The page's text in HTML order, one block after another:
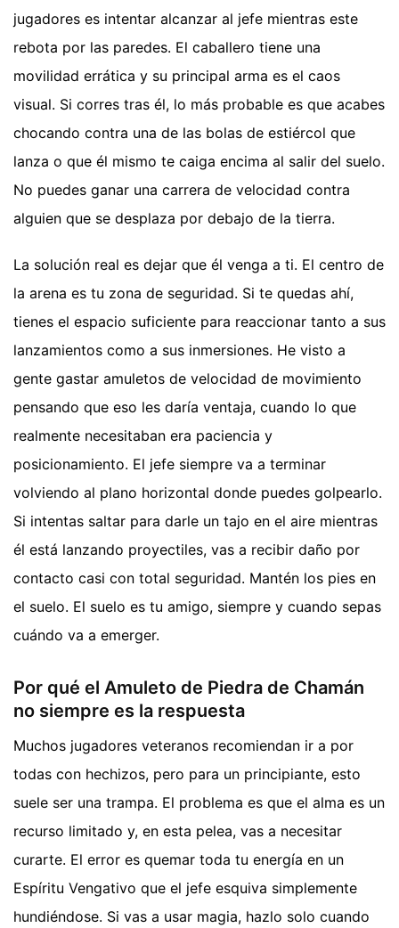
jugadores es intentar alcanzar al jefe mientras este
rebota por las paredes. El caballero tiene una
movilidad errática y su principal arma es el caos
visual. Si corres tras él, lo más probable es que acabes
chocando contra una de las bolas de estiércol que
lanza o que él mismo te caiga encima al salir del suelo.
No puedes ganar una carrera de velocidad contra
alguien que se desplaza por debajo de la tierra.
La solución real es dejar que él venga a ti. El centro de
la arena es tu zona de seguridad. Si te quedas ahí,
tienes el espacio suficiente para reaccionar tanto a sus
lanzamientos como a sus inmersiones. He visto a
gente gastar amuletos de velocidad de movimiento
pensando que eso les daría ventaja, cuando lo que
realmente necesitaban era paciencia y
posicionamiento. El jefe siempre va a terminar
volviendo al plano horizontal donde puedes golpearlo.
Si intentas saltar para darle un tajo en el aire mientras
él está lanzando proyectiles, vas a recibir daño por
contacto casi con total seguridad. Mantén los pies en
el suelo. El suelo es tu amigo, siempre y cuando sepas
cuándo va a emerger.
Por qué el Amuleto de Piedra de Chamán
no siempre es la respuesta
Muchos jugadores veteranos recomiendan ir a por
todas con hechizos, pero para un principiante, esto
suele ser una trampa. El problema es que el alma es un
recurso limitado y, en esta pelea, vas a necesitar
curarte. El error es quemar toda tu energía en un
Espíritu Vengativo que el jefe esquiva simplemente
hundiéndose. Si vas a usar magia, hazlo solo cuando